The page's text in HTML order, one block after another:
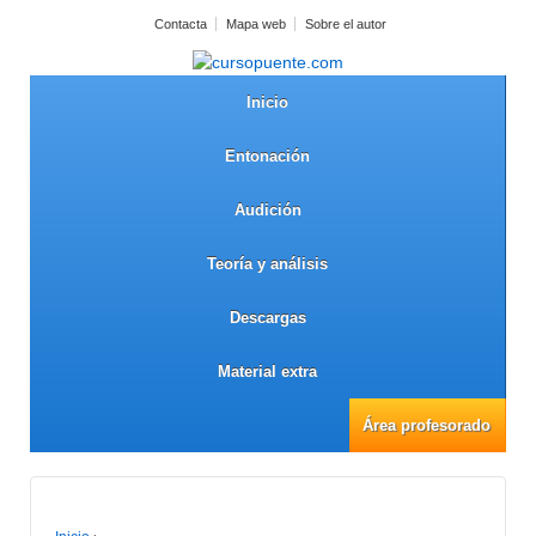
Contacta Mapa web Sobre el autor
Inicio
Entonación
Audición
Teoría y análisis
Descargas
Material extra
Área profesorado